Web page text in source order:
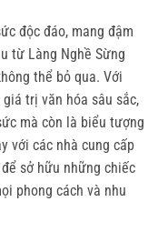
độc đáo, mang đậm
từ Làng Nghề Sừng
thể bỏ qua. Với
trị văn hóa sâu sắc,
mà còn là biểu tượng
với các nhà cung cấp
sở hữu những chiếc
phong cách và nhu